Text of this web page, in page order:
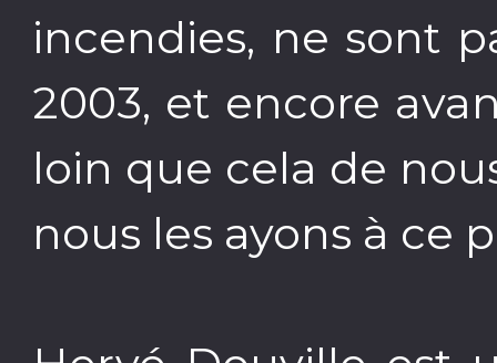
incendies, ne sont
2003, et encore
loin que cela de
nous les ayons à ce